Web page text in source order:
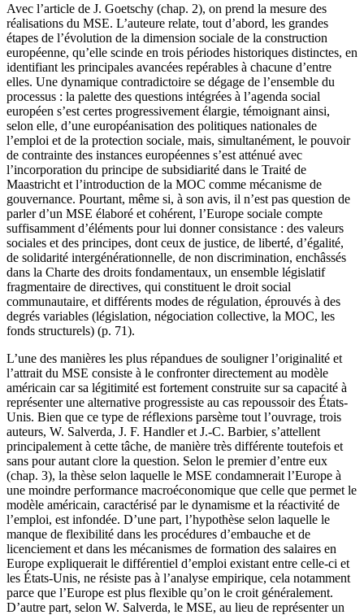
Avec l’article de J. Goetschy (chap. 2), on prend la mesure des
réalisations du MSE. L’auteure relate, tout d’abord, les grandes
étapes de l’évolution de la dimension sociale de la construction
européenne, qu’elle scinde en trois périodes historiques distinctes, en
identifiant les principales avancées repérables à chacune d’entre
elles. Une dynamique contradictoire se dégage de l’ensemble du
processus : la palette des questions intégrées à l’agenda social
européen s’est certes progressivement élargie, témoignant ainsi,
selon elle, d’une européanisation des politiques nationales de
l’emploi et de la protection sociale, mais, simultanément, le pouvoir
de contrainte des instances européennes s’est atténué avec
l’incorporation du principe de subsidiarité dans le Traité de
Maastricht et l’introduction de la MOC comme mécanisme de
gouvernance. Pourtant, même si, à son avis, il n’est pas question de
parler d’un MSE élaboré et cohérent, l’Europe sociale compte
suffisamment d’éléments pour lui donner consistance : des valeurs
sociales et des principes, dont ceux de justice, de liberté, d’égalité,
de solidarité intergénérationnelle, de non discrimination, enchâssés
dans la Charte des droits fondamentaux, un ensemble législatif
fragmentaire de directives, qui constituent le droit social
communautaire, et différents modes de régulation, éprouvés à des
degrés variables (législation, négociation collective, la MOC, les
fonds structurels) (p. 71).
L’une des manières les plus répandues de souligner l’originalité et
l’attrait du MSE consiste à le confronter directement au modèle
américain car sa légitimité est fortement construite sur sa capacité à
représenter une alternative progressiste au cas repoussoir des États-
Unis. Bien que ce type de réflexions parsème tout l’ouvrage, trois
auteurs, W. Salverda, J. F. Handler et J.-C. Barbier, s’attellent
principalement à cette tâche, de manière très différente toutefois et
sans pour autant clore la question. Selon le premier d’entre eux
(chap. 3), la thèse selon laquelle le MSE condamnerait l’Europe à
une moindre performance macroéconomique que celle que permet le
modèle américain, caractérisé par le dynamisme et la réactivité de
l’emploi, est infondée. D’une part, l’hypothèse selon laquelle le
manque de flexibilité dans les procédures d’embauche et de
licenciement et dans les mécanismes de formation des salaires en
Europe expliquerait le différentiel d’emploi existant entre celle-ci et
les États-Unis, ne résiste pas à l’analyse empirique, cela notamment
parce que l’Europe est plus flexible qu’on le croit généralement.
D’autre part, selon W. Salverda, le MSE, au lieu de représenter un